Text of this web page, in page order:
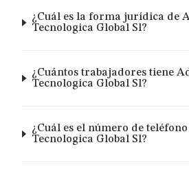
¿Cuál es la forma jurídica de
Tecnologica Global Sl?
¿Cuántos trabajadores tiene
Tecnologica Global Sl?
¿Cuál es el número de
Tecnologica Global Sl?